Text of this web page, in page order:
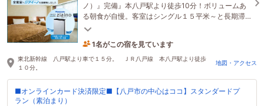
ノ）』完備』本八戸駅より徒歩10分！ボリュームあ
る朝食が自慢。客室はシングル１５平米～と長期滞
在も安心最適。Wi-Fi対応。24Ｈロビーのコーヒー無
1名がこの宿を見ています
12時間前に予約されました
東北新幹線 八戸駅より車で１５分。 ＪＲ八戸線 本八戸駅より徒歩
１０分。
地図・アクセス
■オンラインカード決済限定■【八戸市の中心はココ】スタンダードプ
ラン（素泊まり）